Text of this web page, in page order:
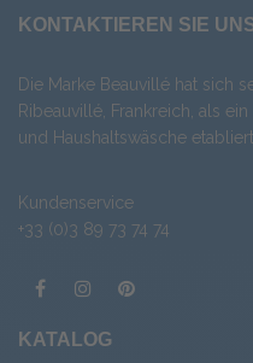
KONTAKTIEREN SIE
Die Marke Beauvillé hat sich
Ribeauvillé, Frankreich, als
und Haushaltswäsche
Kundenservice
+33 (0)3 89 73 74 74
KATALOG